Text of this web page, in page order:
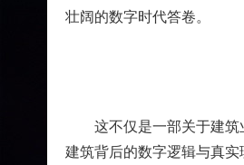
壮阔的数字时代答卷。
这不仅是一部关于建筑
建筑背后的数字逻辑与真实